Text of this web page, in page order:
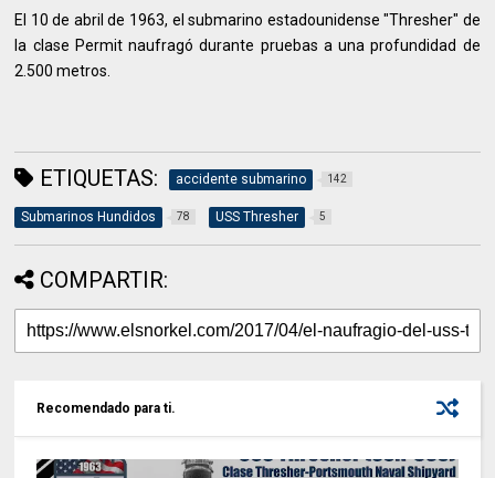
El 10 de abril de 1963, el submarino estadounidense "Thresher" de
la clase Permit naufragó durante pruebas a una profundidad de
2.500 metros.
ETIQUETAS: accidente submarino 142
Submarinos Hundidos 78 USS Thresher 5
COMPARTIR:
Recomendado para ti.